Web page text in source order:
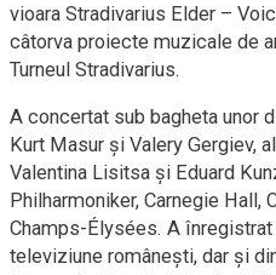
vioara Stradivarius Elder –
câtorva proiecte muzicale de
Turneul Stradivarius.
A concertat sub bagheta unor
Kurt Masur şi Valery Gergiev,
Valentina Lisitsa şi Eduard
Philharmoniker, Carnegie Hall,
Champs-Élysées. A
televiziune româneşti, dar şi